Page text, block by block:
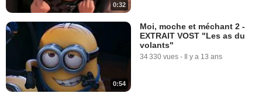
0:32
0:54
Moi, moche et méchant 2 -
EXTRAIT VOST "Les as du
volants"
34 330 vues - Il y a 13 ans